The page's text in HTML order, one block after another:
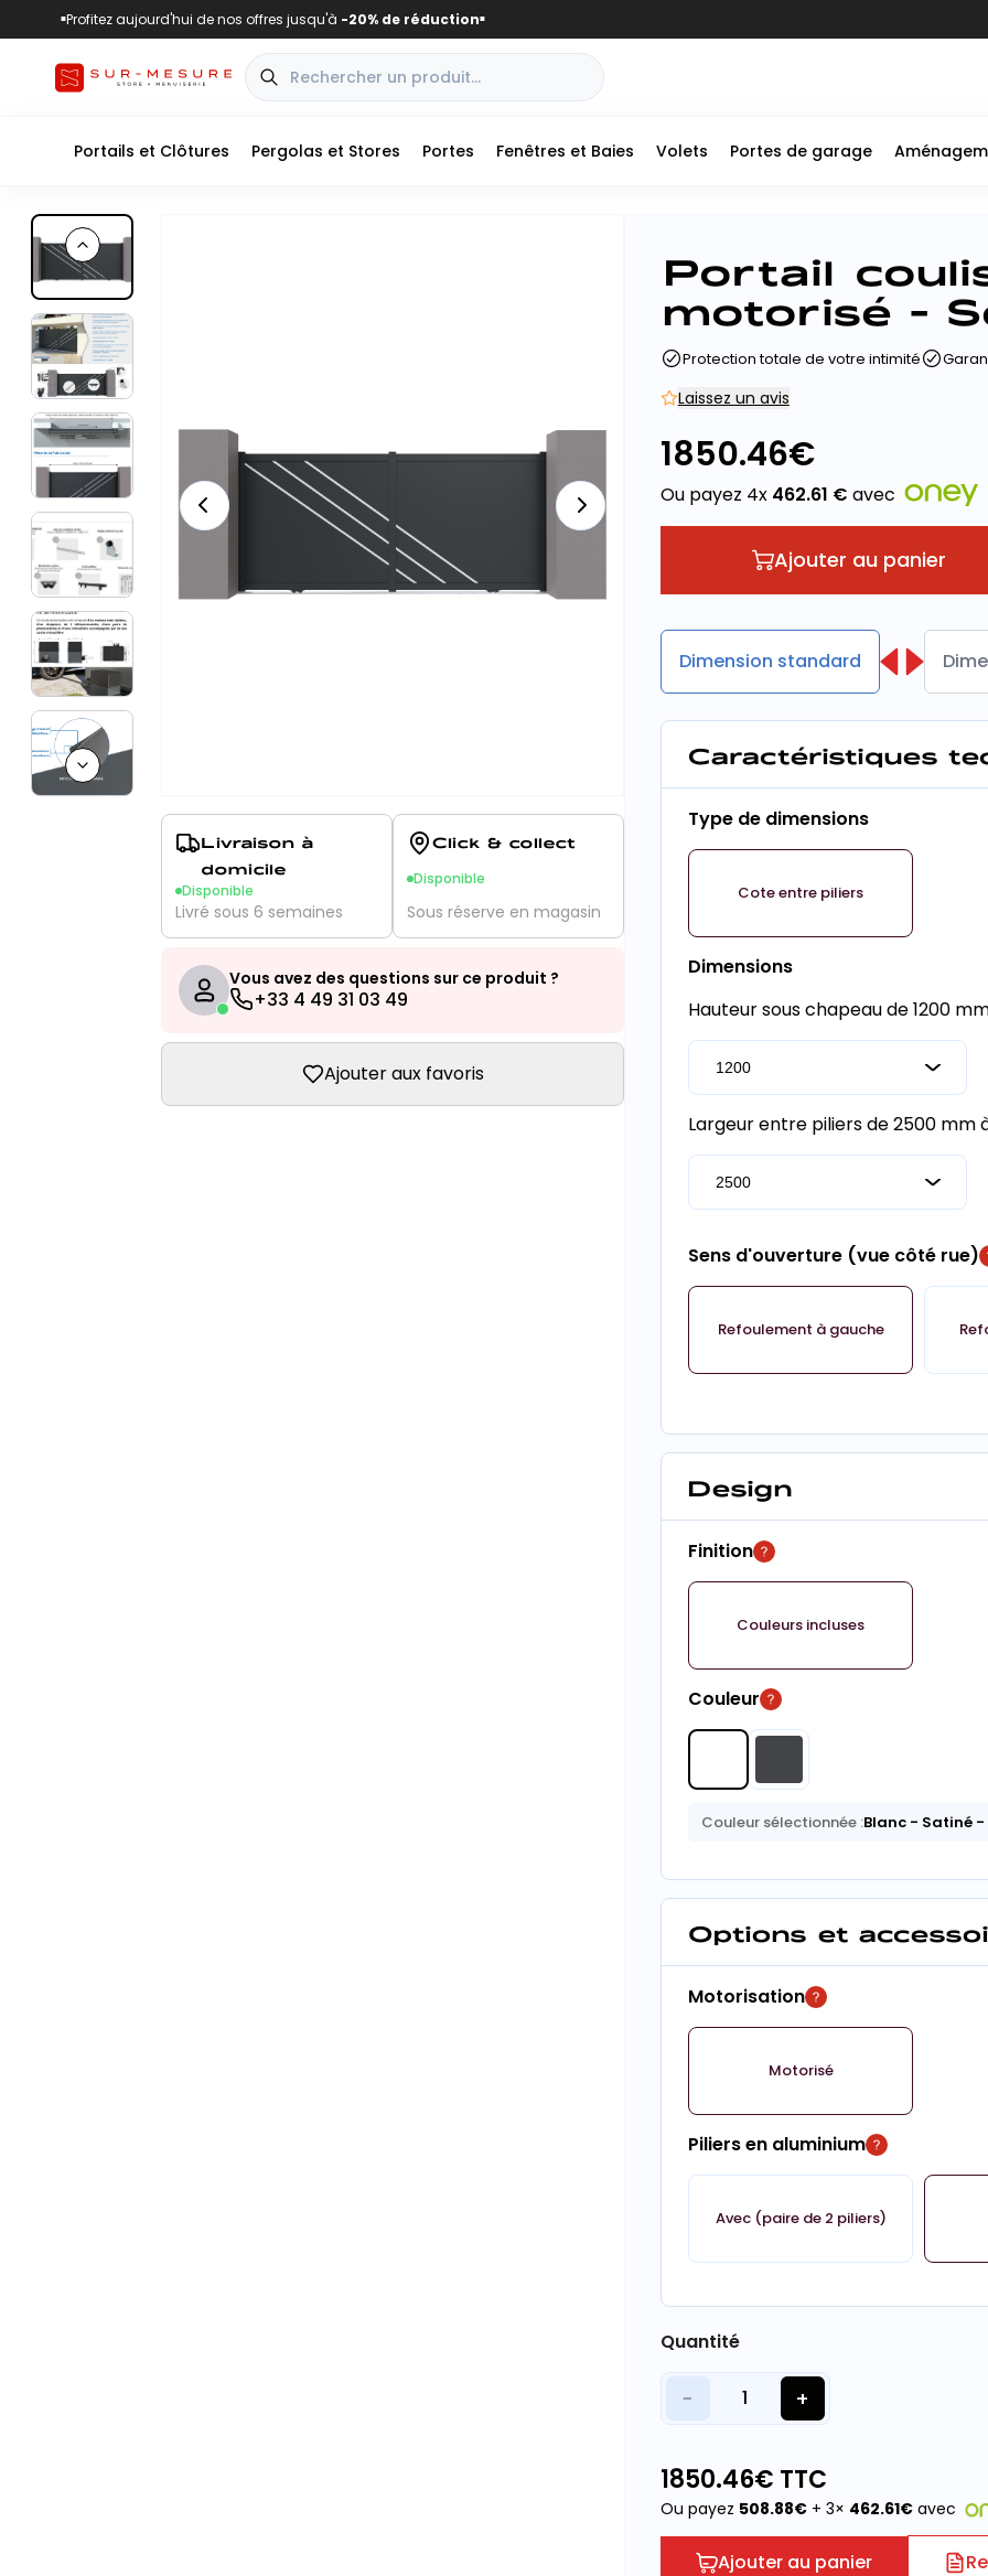
■Profitez aujourd'hui de nos offres jusqu'à -20% de réduction■
Portails et Clôtures Pergolas et Stores Portes Fenêtres et Baies Volets Portes de garage
Previous slide
Next slide
Livraison à
domicile
Disponible
Livré sous 6 semaines
Click & collect
Disponible
Sous réserve en magasin
Vous avez des questions sur ce produit ?
+33 4 49 31 03 49
Ajouter aux favoris
Portail
motorisé -
Protection totale de votre intimité
Laissez un avis
1850.46€
Ou payez 4x 462.61 € avec
Ajouter au panier
Dimension standard
Caractéristiques
Type de dimensions
Cote entre piliers
Dimensions
Hauteur sous chapeau de 1200
Largeur entre piliers de 2500 mm
Sens d'ouverture (vue côté rue)
Refoulement à gauche
Design
Finition
Couleurs incluses
Couleur
Couleur sélectionnée :Blanc- Satiné-
Options et
Motorisation
Motorisé
Piliers en aluminium
Avec (paire de 2 piliers)
Quantité
− 1 +
1850.46€ TTC
Ou payez 508.88€+ 3× 462.61€ avec
Ajouter au panier